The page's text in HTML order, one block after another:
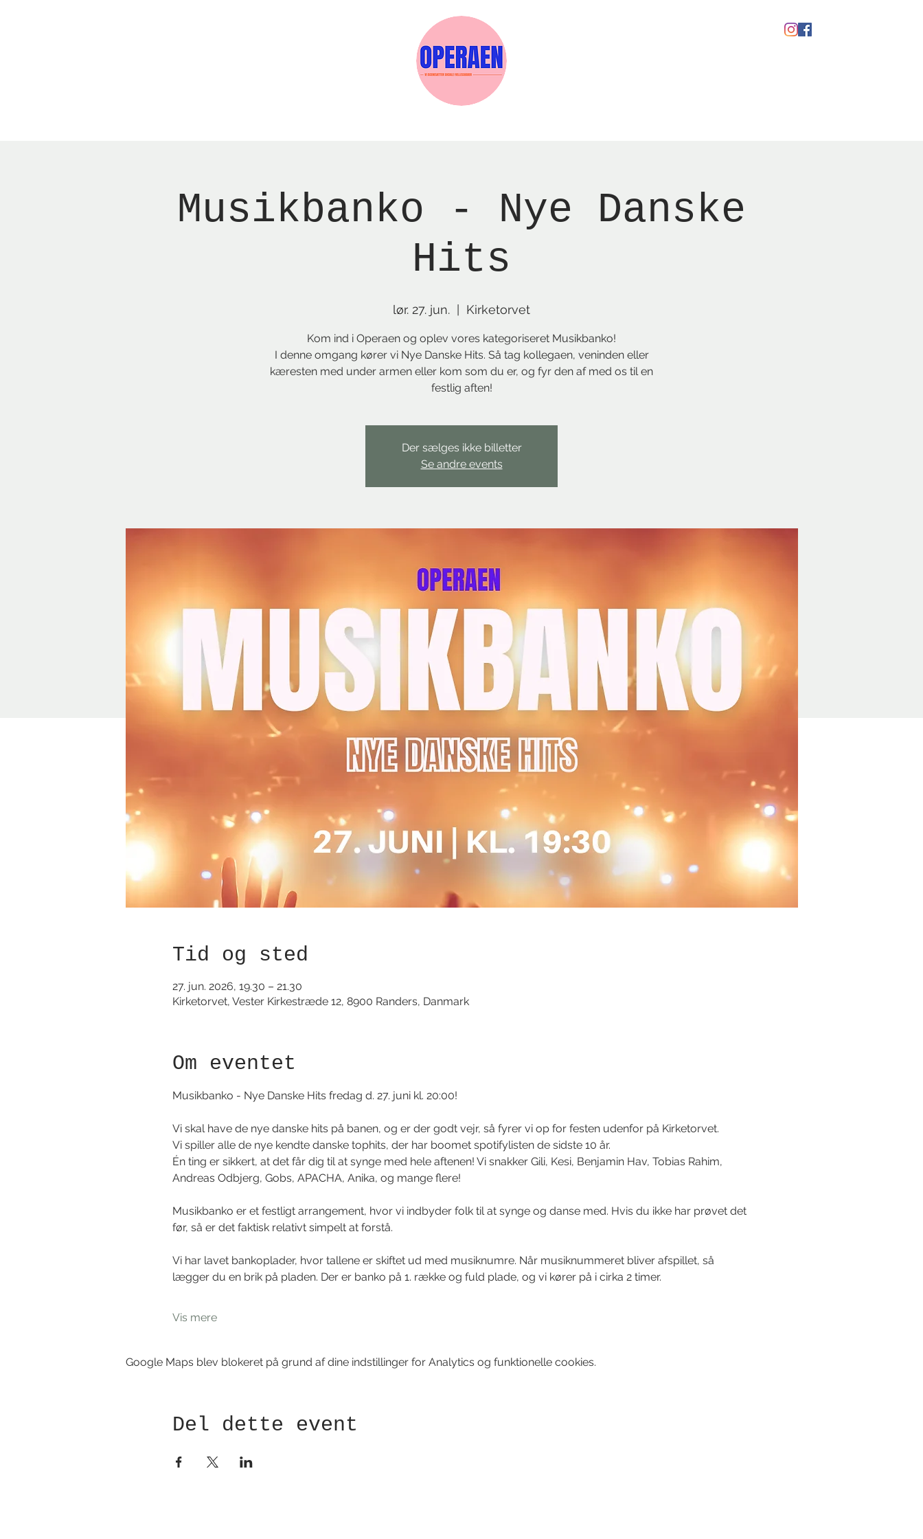
Musikbanko - Nye Danske
Hits
lør. 27. jun. Kirketorvet
Kom ind i Operaen og oplev vores kategoriseret Musikbanko!
I denne omgang kører vi Nye Danske Hits. Så tag kollegaen, veninden eller
kæresten med under armen eller kom som du er, og fyr den af med os til en
festlig aften!
Der sælges ikke billetter
Se andre events
Tid og sted
27. jun. 2026, 19.30 – 21.30
Kirketorvet, Vester Kirkestræde 12, 8900 Randers, Danmark
Om eventet
Musikbanko - Nye Danske Hits fredag d. 27. juni kl. 20:00!
Vi skal have de nye danske hits på banen, og er der godt vejr, så fyrer vi op for festen udenfor på Kirketorvet.
Vi spiller alle de nye kendte danske tophits, der har boomet spotifylisten de sidste 10 år.
Én ting er sikkert, at det får dig til at synge med hele aftenen! Vi snakker Gili, Kesi, Benjamin Hav, Tobias Rahim,
Andreas Odbjerg, Gobs, APACHA, Anika, og mange flere!
Musikbanko er et festligt arrangement, hvor vi indbyder folk til at synge og danse med. Hvis du ikke har prøvet det
før, så er det faktisk relativt simpelt at forstå.
Vi har lavet bankoplader, hvor tallene er skiftet ud med musiknumre. Når musiknummeret bliver afspillet, så
lægger du en brik på pladen. Der er banko på 1. række og fuld plade, og vi kører på i cirka 2 timer.
Vis mere
Google Maps blev blokeret på grund af dine indstillinger for Analytics og funktionelle cookies.
Del dette event